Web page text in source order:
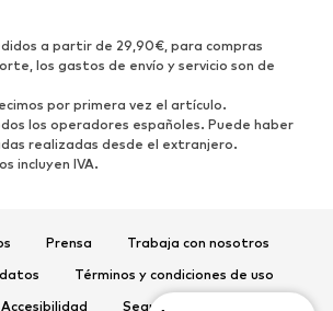
a partir de 29,90€, para compras
los gastos de envío y servicio son de
por primera vez el artículo.
los operadores españoles. Puede haber
realizadas desde el extranjero.
incluyen IVA.
Prensa
Trabaja con nosotros
Términos y condiciones de uso
Accesibilidad Seguridad del producto